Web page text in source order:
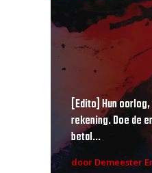
[Edito] Hun
rekening. Doe de
betal...
door Demeester